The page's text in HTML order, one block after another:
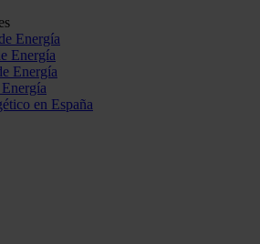
Energía
Energía
Energía
en España